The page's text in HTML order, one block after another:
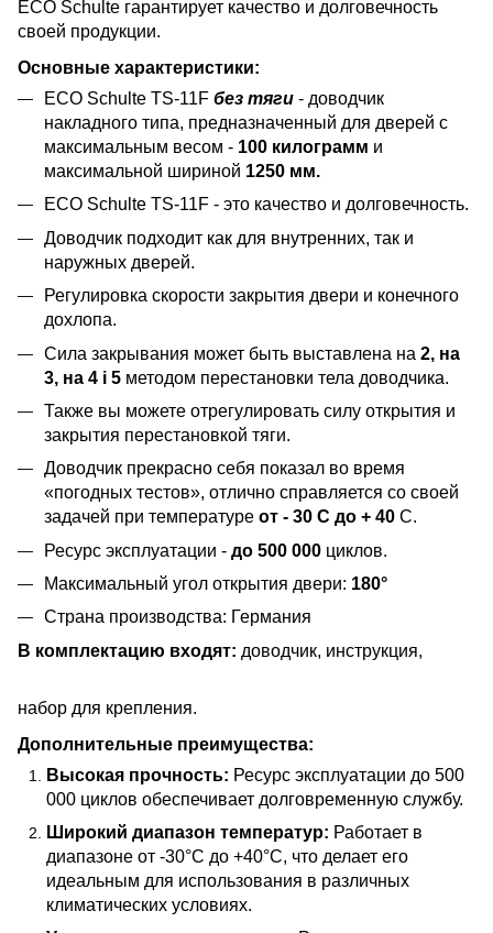
ECO Schulte гарантирует качество и долговечность
своей продукции.
Основные характеристики:
ECO Schulte TS-11F без тяги - доводчик
накладного типа, предназначенный для дверей с
максимальным весом - 100 килограмм и
максимальной шириной 1250 мм.
ECO Schulte TS-11F - это качество и долговечность.
Доводчик подходит как для внутренних, так и
наружных дверей.
Регулировка скорости закрытия двери и конечного
дохлопа.
Сила закрывания может быть выставлена на 2, на
3, на 4 i 5 методом перестановки тела доводчика.
Также вы можете отрегулировать силу открытия и
закрытия перестановкой тяги.
Доводчик прекрасно себя показал во время
«погодных тестов», отлично справляется со своей
задачей при температуре от - 30 С до + 40 С.
Ресурс эксплуатации - до 500 000 циклов.
Максимальный угол открытия двери: 180°
Страна производства: Германия
В комплектацию входят: доводчик, инструкция,
набор для крепления.
Дополнительные преимущества:
Высокая прочность: Ресурс эксплуатации до 500
000 циклов обеспечивает долговременную службу.
Широкий диапазон температур: Работает в
диапазоне от -30°C до +40°C, что делает его
идеальным для использования в различных
климатических условиях.